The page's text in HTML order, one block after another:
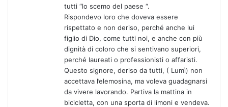
tutti “lo scemo del paese “.
Rispondevo loro che doveva essere
rispettato e non deriso, perché anche lui
figlio di Dio, come tutti noi, e anche con più
dignità di coloro che si sentivano superiori,
perché laureati o professionisti o affaristi.
Questo signore, deriso da tutti, ( Lumì) non
accettava l’elemosina, ma voleva guadagnarsi
da vivere lavorando. Partiva la mattina in
bicicletta, con una sporta di limoni e vendeva.